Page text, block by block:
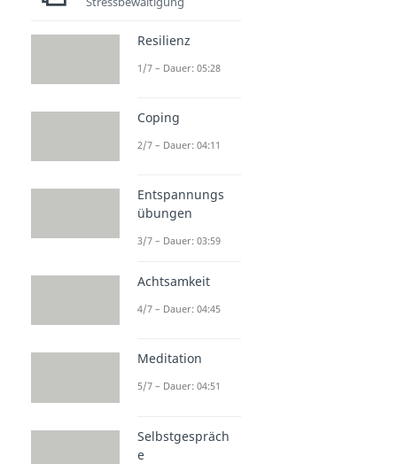
Resilienz
1/7 – Dauer: 05:28
Coping
2/7 – Dauer: 04:11
Entspannungs
übungen
3/7 – Dauer: 03:59
Achtsamkeit
4/7 – Dauer: 04:45
Meditation
5/7 – Dauer: 04:51
Selbstgespräch
e